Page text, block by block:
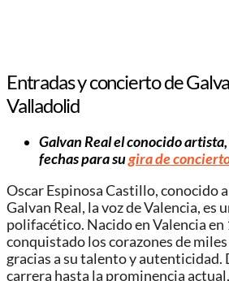
Entradas y concierto de
Valladolid
Galvan Real el conocido
fechas para sugira de
Oscar Espinosa Castillo, conocido
Galvan Real, la voz de Valencia, es
polifacético. Nacido en Valencia en
conquistado los corazones de
gracias a su talento y autenticidad.
carrera hasta la prominencia